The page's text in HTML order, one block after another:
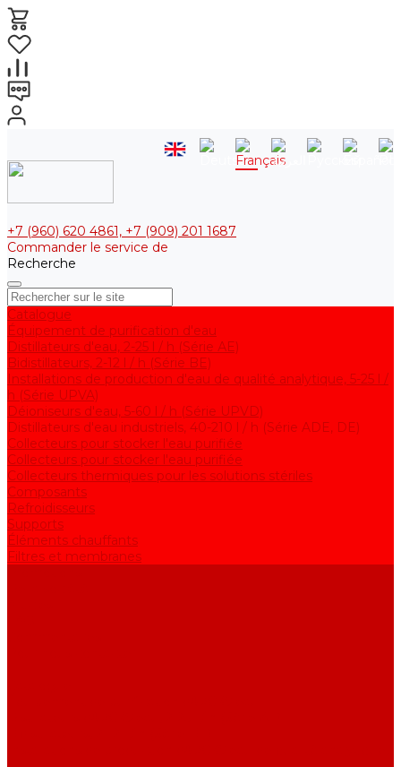
+7 (960) 620 4861, +7 (909) 201 1687
Commander le service de
Recherche
Catalogue
Équipement de purification d'eau
Distillateurs d'eau, 2-25 l / h (Série АE)
Bidistillateurs, 2-12 l / h (Série BE)
Installations de production d'eau de qualité analytique, 5-25 l /
h (Série UPVA)
Déioniseurs d'eau, 5-60 l / h (Série UPVD)
Distillateurs d'eau industriels, 40-210 l / h (Série ADE, DE)
Collecteurs pour stocker l'eau purifiée
Collecteurs pour stocker l'eau purifiée
Collecteurs thermiques pour les solutions stériles
Composants
Refroidisseurs
Supports
Éléments chauffants
Filtres et membranes